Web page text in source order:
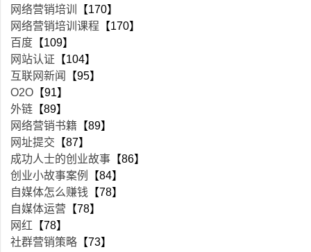
网络营销培训
【170】
网络营销培训课程 【170】
百度 【109】
网站认证 【104】
互联网新闻
【95】
O2O 【91】
外链 【89】
网络营销书籍 【89】
网址提交 【87】
成功人士的创业故事 【86】
创业小故事案例
【84】
自媒体怎么赚钱 【78】
自媒体运营 【78】
网红 【78】
社群营销策略 【73】